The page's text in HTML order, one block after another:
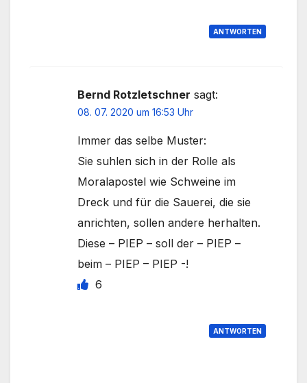
ANTWORTEN
Bernd Rotzletschner sagt:
08. 07. 2020 um 16:53 Uhr
Immer das selbe Muster:
Sie suhlen sich in der Rolle als
Moralapostel wie Schweine im
Dreck und für die Sauerei, die sie
anrichten, sollen andere herhalten.
Diese – PIEP – soll der – PIEP –
beim – PIEP – PIEP -!
6
ANTWORTEN